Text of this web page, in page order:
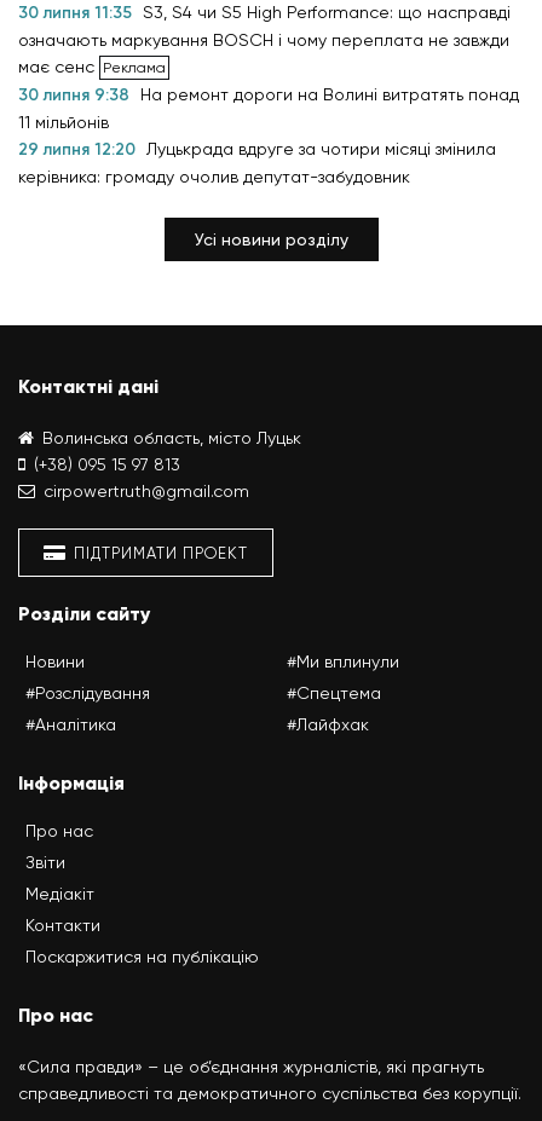
30 липня 11:35 S3, S4 чи S5 High Performance: що насправді
означають маркування BOSCH і чому переплата не завжди
має сенс
30 липня 9:38
На ремонт дороги на Волині витратять понад
11 мільйонів
29 липня 12:20
Луцькрада вдруге за чотири місяці змінила
керівника: громаду очолив депутат-забудовник
Усі новини розділу
Контактні дані
Волинська область, місто Луцьк
(+38) 095 15 97 813
cirpowertruth@gmail.com
ПІДТРИМАТИ ПРОЕКТ
Розділи сайту
Новини
#Розслідування
#Аналітика
#Ми вплинули
#Спецтема
#Лайфхак
Інформація
Про нас
Звіти
Медіакіт
Контакти
Поскаржитися на публікацію
Про нас
«Сила правди» – це об’єднання журналістів, які прагнуть
справедливості та демократичного суспільства без корупції.